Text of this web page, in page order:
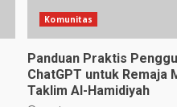
Komunitas
Panduan Praktis
ChatGPT untuk Remaja
Taklim Al-Hamidiyah